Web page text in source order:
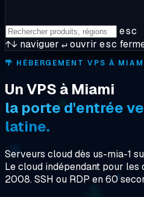
esc
↑↓ naviguer ↵ouvrir esc
🌴 HÉBERGEMENT VPS À
Un VPS à Miami
la porte d'entrée
latine.
Serveurs cloud dès us-mia-1
Le cloud indépendant pour les
2008. SSH ou RDP en 60